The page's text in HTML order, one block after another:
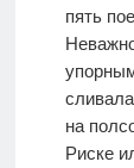
пять
на
Риске